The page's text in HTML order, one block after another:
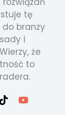
tę
branży
i
że
to